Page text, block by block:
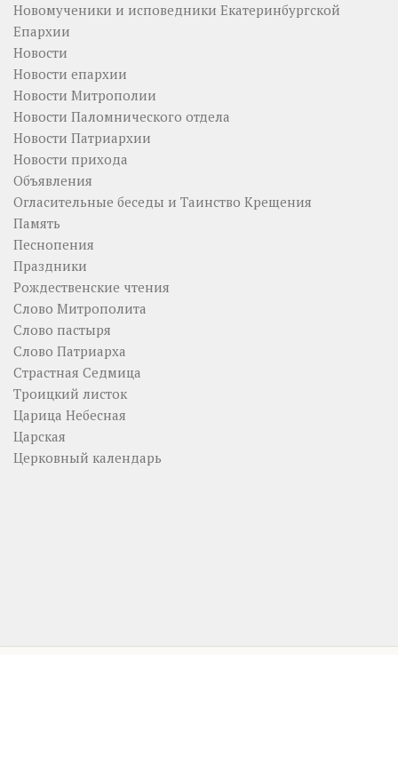
Новомученики и исповедники Екатеринбургской
Епархии
Новости
Новости епархии
Новости Митрополии
Новости Паломнического отдела
Новости Патриархии
Новости прихода
Объявления
Огласительные беседы и Таинство Крещения
Память
Песнопения
Праздники
Рождественские чтения
Слово Митрополита
Слово пастыря
Слово Патриарха
Страстная Седмица
Троицкий листок
Царица Небесная
Царская
Церковный календарь